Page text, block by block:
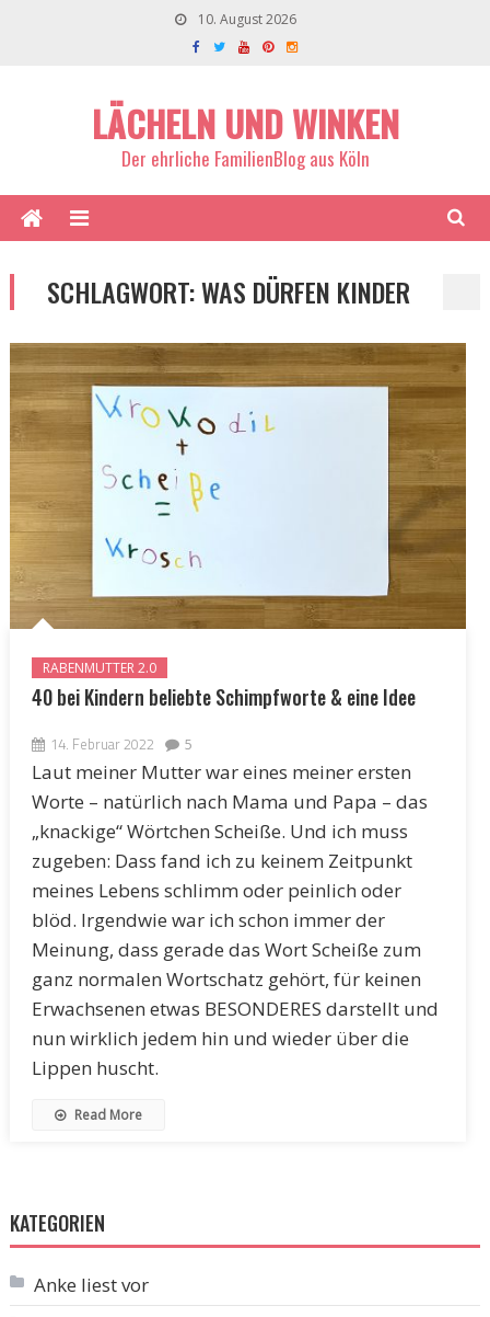
10. August 2026
LÄCHELN UND WINKEN
Der ehrliche FamilienBlog aus Köln
SCHLAGWORT:WAS DÜRFEN KINDER
RABENMUTTER 2.0
40 bei Kindern beliebte Schimpfworte & eine Idee
14. Februar 2022 5
Laut meiner Mutter war eines meiner ersten
Worte – natürlich nach Mama und Papa – das
„knackige“ Wörtchen Scheiße. Und ich muss
zugeben: Dass fand ich zu keinem Zeitpunkt
meines Lebens schlimm oder peinlich oder
blöd. Irgendwie war ich schon immer der
Meinung, dass gerade das Wort Scheiße zum
ganz normalen Wortschatz gehört, für keinen
Erwachsenen etwas BESONDERES darstellt und
nun wirklich jedem hin und wieder über die
Lippen huscht.
Read More
KATEGORIEN
Anke liest vor